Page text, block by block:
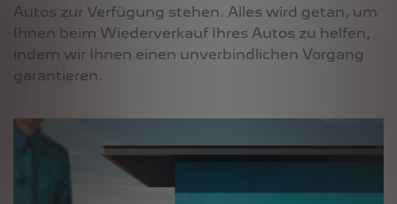
Autos zur Verfügung stehen. Alles wird getan, um
Ihnen beim Wiederverkauf Ihres Autos zu helfen,
indem wir Ihnen einen unverbindlichen Vorgang
garantieren.